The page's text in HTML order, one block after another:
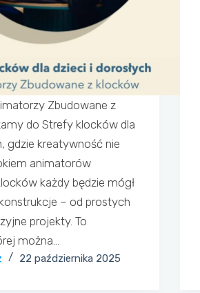
Zbudowane z
do Strefy klocków dla
gdzie kreatywność nie
animatorów
każdy będzie mógł
– od prostych
projekty. To
można…
22 października 2025